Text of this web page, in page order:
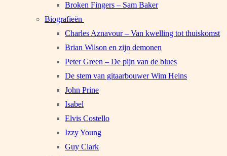
Broken Fingers – Sam Baker
Biografieën
Charles Aznavour – Van kwelling tot thuiskomst
Brian Wilson en zijn demonen
Peter Green – De pijn van de blues
De stem van gitaarbouwer Wim Heins
John Prine
Isabel
Elvis Costello
Izzy Young
Guy Clark